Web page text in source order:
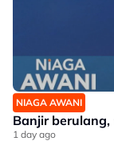
NIAGA AWANI
Banjir
1 day ago